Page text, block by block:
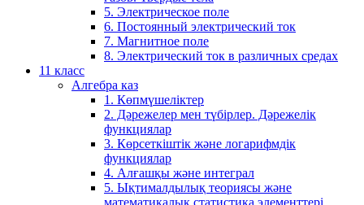
5. Электрическое поле
6. Постоянный электрический ток
7. Магнитное поле
8. Электрический ток в различных средах
11 класс
Алгебра каз
1. Көпмүшеліктер
2. Дәрежелер мен түбірлер. Дәрежелік
функциялар
3. Көрсеткіштік және логарифмдік
функциялар
4. Алғашқы және интеграл
5. Ықтималдылық теориясы және
математикалық статистика элементтері